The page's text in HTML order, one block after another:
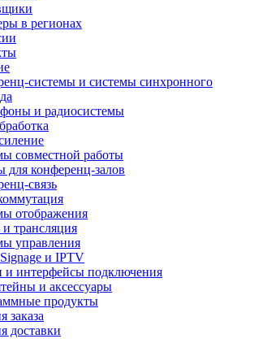
в регионах
системы и системы синхронного
и радиосистемы
совместной работы
для конференц-залов
связь
отображения
и трансляция
управления
и IPTV
и интерфейсы подключения
и аксессуары
продукты
заказа
доставки